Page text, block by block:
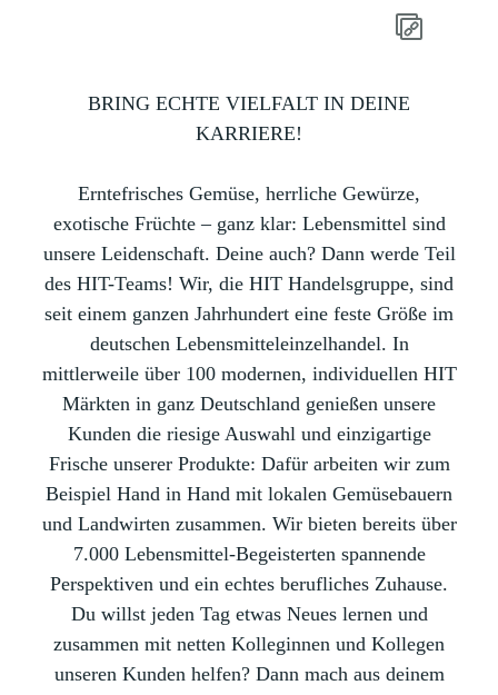
BRING ECHTE VIELFALT IN DEINE
KARRIERE!
Erntefrisches Gemüse, herrliche Gewürze,
exotische Früchte – ganz klar: Lebensmittel sind
unsere Leidenschaft. Deine auch? Dann werde Teil
des HIT-Teams! Wir, die HIT Handelsgruppe, sind
seit einem ganzen Jahrhundert eine feste Größe im
deutschen Lebensmitteleinzelhandel. In
mittlerweile über 100 modernen, individuellen HIT
Märkten in ganz Deutschland genießen unsere
Kunden die riesige Auswahl und einzigartige
Frische unserer Produkte: Dafür arbeiten wir zum
Beispiel Hand in Hand mit lokalen Gemüsebauern
und Landwirten zusammen. Wir bieten bereits über
7.000 Lebensmittel-Begeisterten spannende
Perspektiven und ein echtes berufliches Zuhause.
Du willst jeden Tag etwas Neues lernen und
zusammen mit netten Kolleginnen und Kollegen
unseren Kunden helfen? Dann mach aus deinem